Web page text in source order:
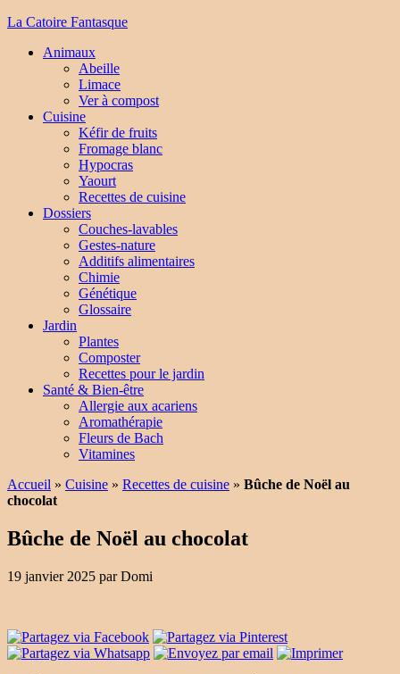
La Catoire Fantasque
Animaux
Abeille
Limace
Ver à compost
Cuisine
Kéfir de fruits
Fromage blanc
Hypocras
Yaourt
Recettes de cuisine
Dossiers
Couches-lavables
Gestes-nature
Additifs alimentaires
Chimie
Génétique
Glossaire
Jardin
Plantes
Composter
Recettes pour le jardin
Santé & Bien-être
Allergie aux acariens
Aromathérapie
Fleurs de Bach
Vitamines
Accueil » Cuisine » Recettes de cuisine » Bûche de Noël au
chocolat
Bûche de Noël au chocolat
19 janvier 2025 parDomi